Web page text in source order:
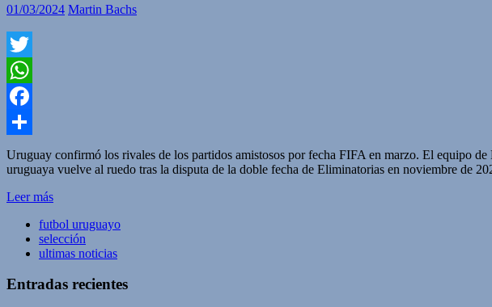
01/03/2024 Martin Bachs
Twitter
WhatsApp
Facebook
Compartir
Uruguay confirmó los rivales de los partidos amistosos por fecha FIFA en marzo. El equipo
uruguaya vuelve al ruedo tras la disputa de la doble fecha de Eliminatorias en noviembre de
Leer más
futbol uruguayo
selección
ultimas noticias
Entradas recientes